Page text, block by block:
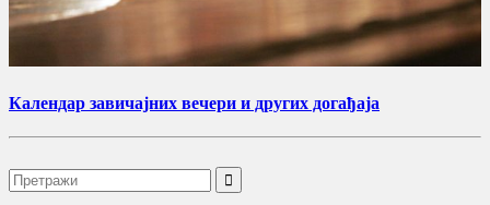
Календар завичајних вечери и других догађаја